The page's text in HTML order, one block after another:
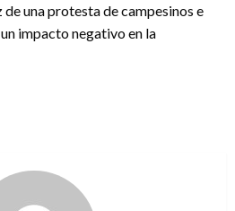
una protesta de campesinos e
impacto negativo en la